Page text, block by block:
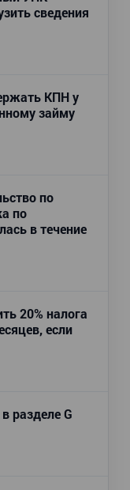
сведения
КПН у
займу
по
по
в течение
20% налога
если
разделе G